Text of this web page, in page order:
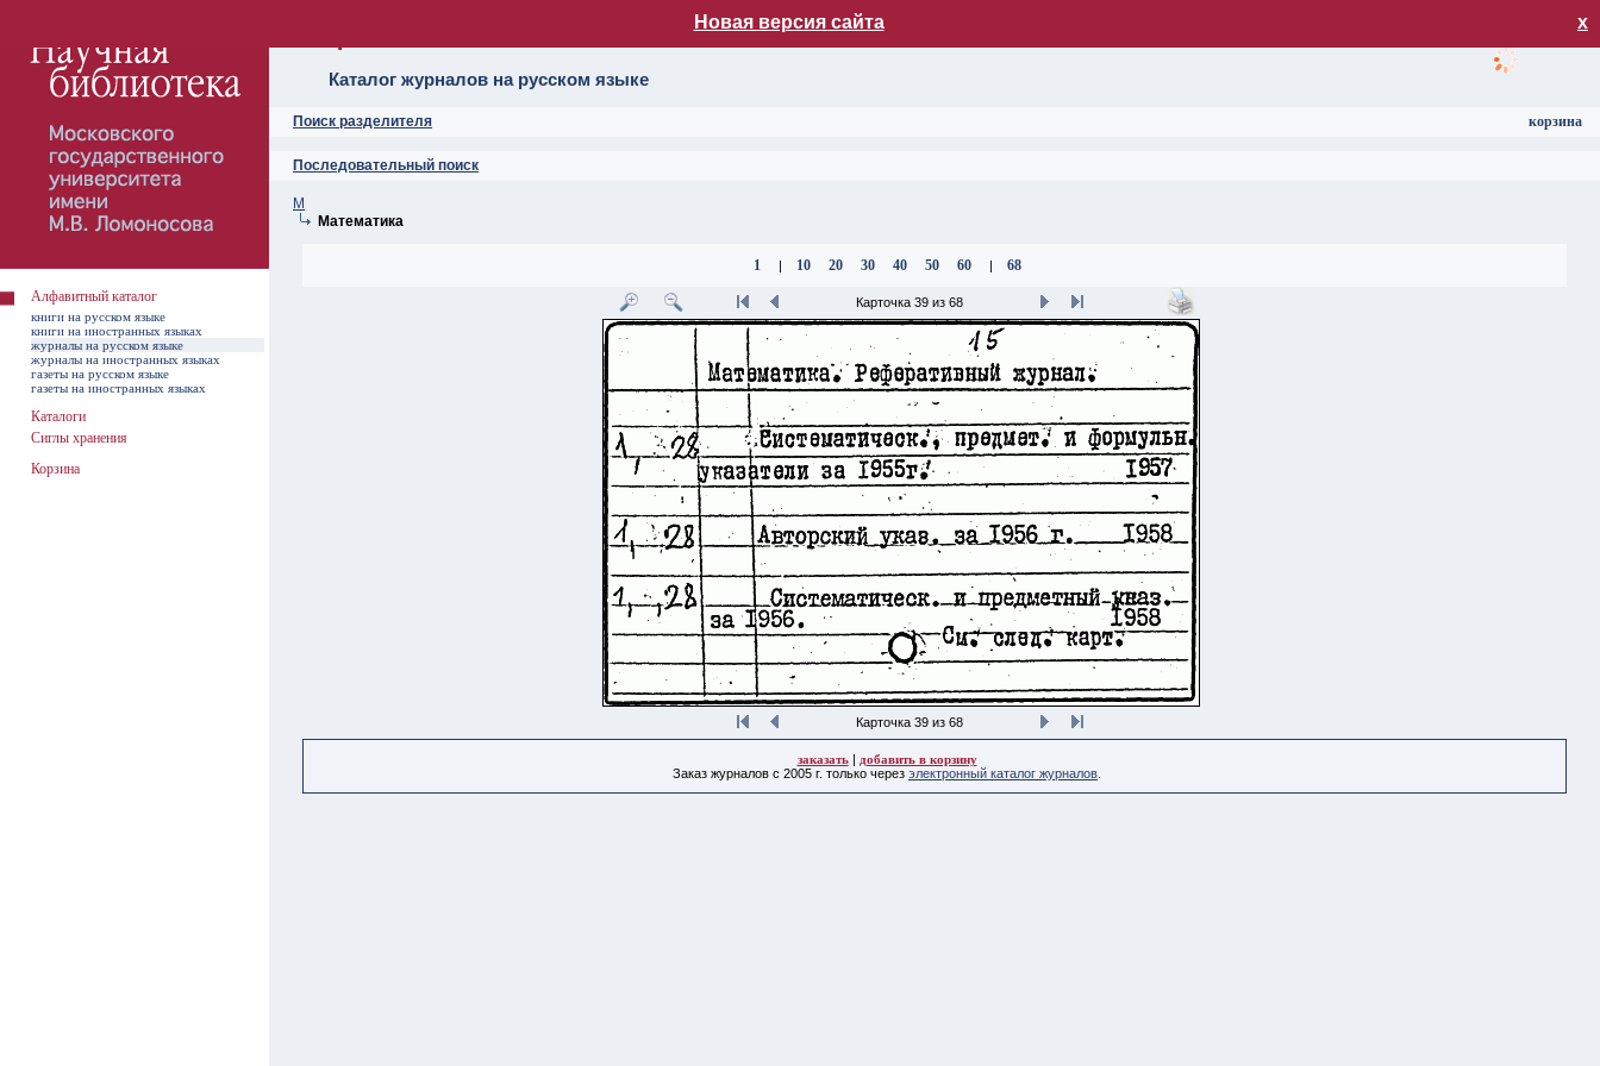
Новая версия сайта х
Каталог журналов на русском языке
Поиск разделителя
Последовательный поиск
корзина
М
Математика
1 | 10 20 30 40 50 60 | 68
Карточка 39 из 68
Карточка 39 из 68
заказать| добавить в корзину
Заказ журналов с 2005 г. только через электронный каталог журналов
Алфавитный каталог
книги на русском языке
книги на иностранных языках
журналы на русском языке
журналы на иностранных языках
газеты на русском языке
газеты на иностранных языках
Каталоги
Сиглы хранения
Корзина